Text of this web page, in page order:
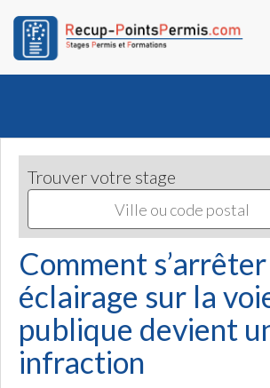
Trouver votre stage
Comment
éclairage sur la
publique devient
infraction